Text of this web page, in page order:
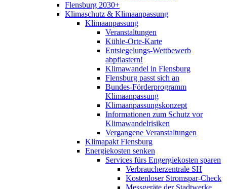
Flensburg 2030+
Klimaschutz & Klimaanpassung
Klimaanpassung
Veranstaltungen
Kühle-Orte-Karte
Entsiegelungs-Wettbewerb
abpflastern!
Klimawandel in Flensburg
Flensburg passt sich an
Bundes-Förderprogramm
Klimaanpassung
Klimaanpassungskonzept
Informationen zum Schutz vor
Klimawandelrisiken
Vergangene Veranstaltungen
Klimapakt Flensburg
Energiekosten senken
Services fürs Engergiekosten sparen
Verbraucherzentrale SH
Kostenloser Stromspar-Check
Messgeräte der Stadtwerke